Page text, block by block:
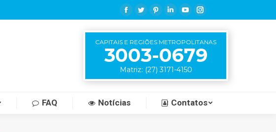
Facebook
TwitterPinterestLinkedinYouTubeInstagram
CAPITAIS E REGIÕES METROPOLITANAS
3003-0679
Matriz: (27) 3171-4150
FAQ Notícias Contatos